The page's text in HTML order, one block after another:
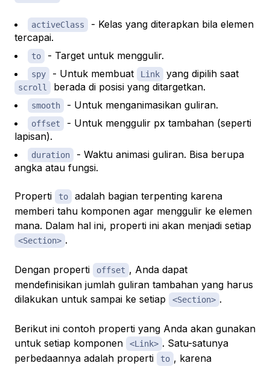
activeClass
- Kelas yang diterapkan bila elemen
tercapai.
to - Target untuk menggulir.
spy - Untuk membuat Link yang dipilih saat
scroll berada di posisi yang ditargetkan.
smooth - Untuk menganimasikan guliran.
offset
- Untuk menggulir px tambahan (seperti
lapisan).
duration
- Waktu animasi guliran. Bisa berupa
angka atau fungsi.
Properti to
adalah bagian terpenting karena
memberi tahu komponen agar menggulir ke elemen
mana. Dalam hal ini, properti ini akan menjadi setiap
<Section> .
Dengan properti offset , Anda dapat
mendefinisikan jumlah guliran tambahan yang harus
dilakukan untuk sampai ke setiap
<Section> .
Berikut ini contoh properti yang Anda akan gunakan
untuk setiap komponen
<Link> . Satu-satunya
perbedaannya adalah properti
to , karena